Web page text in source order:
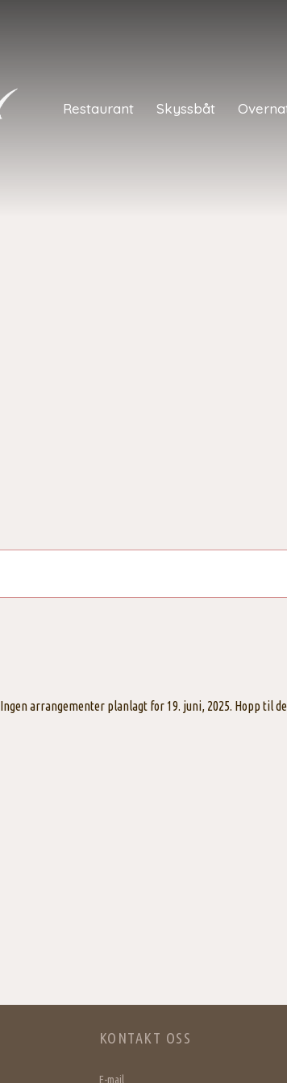
Restaurant Skyssbåt
Merknad
Ingen arrangementer planlagt for 19. juni, 2025. Hopp til de
KONTAKT OSS
E-mail